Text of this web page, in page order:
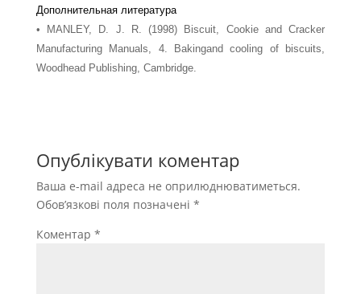
Дополнительная литература
• MANLEY, D. J. R. (1998) Biscuit, Cookie and Cracker
Manufacturing Manuals, 4. Bakingand cooling of biscuits,
Woodhead Publishing, Cambridge.
Опублікувати коментар
Ваша e-mail адреса не оприлюднюватиметься.
Обов’язкові поля позначені *
Коментар *